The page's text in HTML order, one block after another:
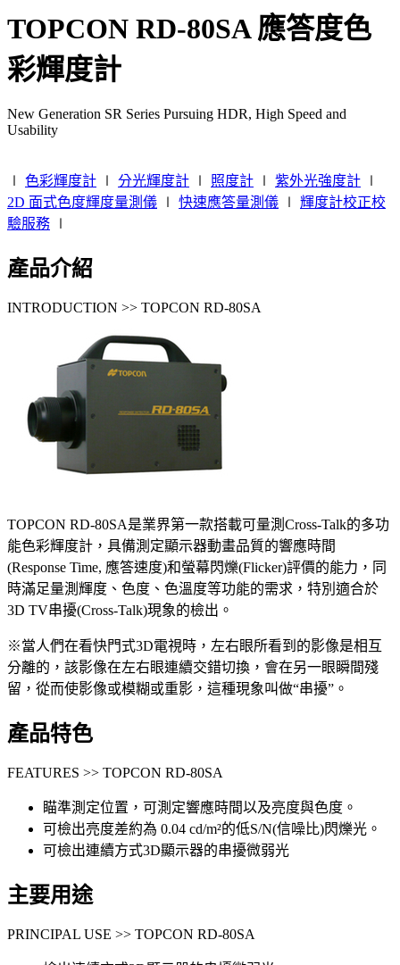
TOPCON RD-80SA 應答度色
彩輝度計
New Generation SR Series Pursuing HDR, High Speed and
Usability
∣ 色彩輝度計 ∣ 分光輝度計 ∣ 照度計 ∣ 紫外光強度計 ∣
2D 面式色度輝度量測儀 ∣ 快速應答量測儀 ∣ 輝度計校正校
驗服務 ∣
產品介紹
INTRODUCTION >> TOPCON RD-80SA
TOPCON RD-80SA是業界第一款搭載可量測Cross-Talk的多功
能色彩輝度計，具備測定顯示器動畫品質的響應時間
(Response Time, 應答速度)和螢幕閃爍(Flicker)評價的能力，同
時滿足量測輝度、色度、色溫度等功能的需求，特別適合於
3D TV串擾(Cross-Talk)現象的檢出。
※當人們在看快門式3D電視時，左右眼所看到的影像是相互
分離的，該影像在左右眼連續交錯切換，會在另一眼瞬間殘
留，從而使影像或模糊或重影，這種現象叫做“串擾”。
產品特色
FEATURES >> TOPCON RD-80SA
瞄準測定位置，可測定響應時間以及亮度與色度。
可檢出亮度差約為 0.04 cd/m²的低S/N(信噪比)閃爍光。
可檢出連續方式3D顯示器的串擾微弱光
主要用途
PRINCIPAL USE >> TOPCON RD-80SA